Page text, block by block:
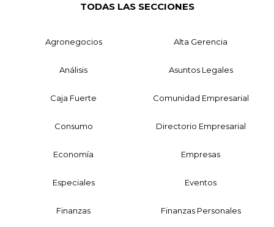
TODAS LAS SECCIONES
Agronegocios Alta Gerencia
Análisis Asuntos Legales
Caja Fuerte Comunidad Empresarial
Consumo Directorio Empresarial
Economía Empresas
Especiales Eventos
Finanzas Finanzas Personales